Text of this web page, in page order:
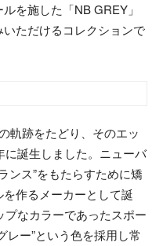
を施した「NB GREY」
ただけるコレクションで
軌跡をたどり、そのエッ
に誕生しました。ニューバ
ンス”をもたらすために矯
作るメーカーとして誕
なカラーであったスポー
レー”という色を採用し常